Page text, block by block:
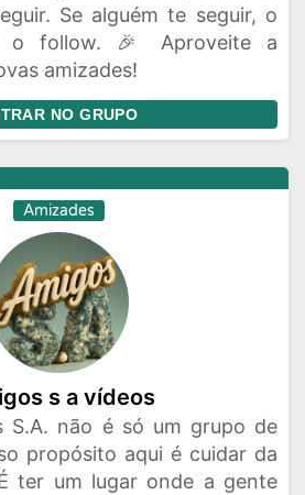
Se alguém te seguir, o
o follow. 🎉 Aproveite a
amizades!
NO GRUPO
Amizades
s a vídeos
S.A. não é só um grupo de
propósito aqui é cuidar da
ter um lugar onde a gente